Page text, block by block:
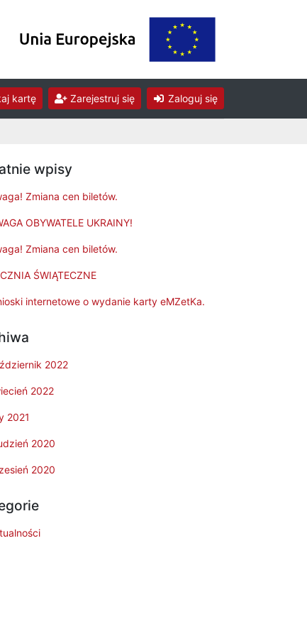
kartę Zarejestruj się Zaloguj się
wpisy
Zmiana cen biletów.
OBYWATELE UKRAINY!
Zmiana cen biletów.
ŚWIĄTECZNE
internetowe o wydanie karty eMZetKa.
2022
2022
2021
2020
2020